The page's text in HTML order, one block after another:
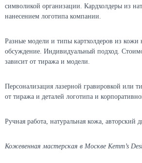
символикой организации. Кардхолдеры из
нанесением логотипа компании.
Разные модели и типы картхолдеров из
обсуждение. Индивидуальный подход.
зависит от тиража и модели.
Персонализация лазерной гравировкой или
от тиража и деталей логотипа и
Ручная работа, натуральная кожа, авторский
Кожевенная мастерская в Москве Kemm’s